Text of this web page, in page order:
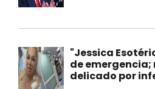
"Jessica
de
delicado por